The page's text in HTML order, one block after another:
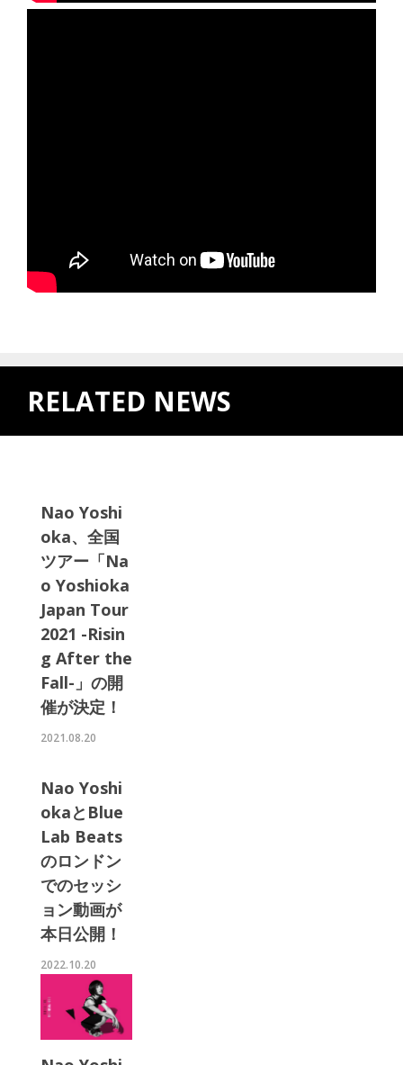
RELATED NEWS
Nao Yoshi
oka、全国
ツアー「Na
o Yoshioka
Japan Tour
2021 -Risin
g After the
Fall-」の開
催が決定！
2021.08.20
Nao Yoshi
okaとBlue
Lab Beats
のロンドン
でのセッシ
ョン動画が
本日公開！
2022.10.20